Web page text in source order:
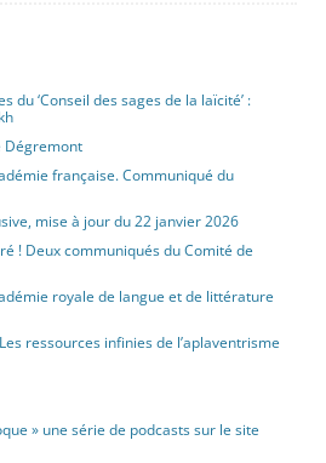
du ‘Conseil des sages de la laïcité’ :
Dégremont
française. Communiqué du
mise à jour du 22 janvier 2026
! Deux communiqués du Comité de
royale de langue et de littérature
ressources infinies de l’aplaventrisme
» une série de podcasts sur le site